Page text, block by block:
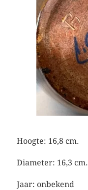
Hoogte: 16,8 cm.
Diameter: 16,3 cm.
Jaar: onbekend